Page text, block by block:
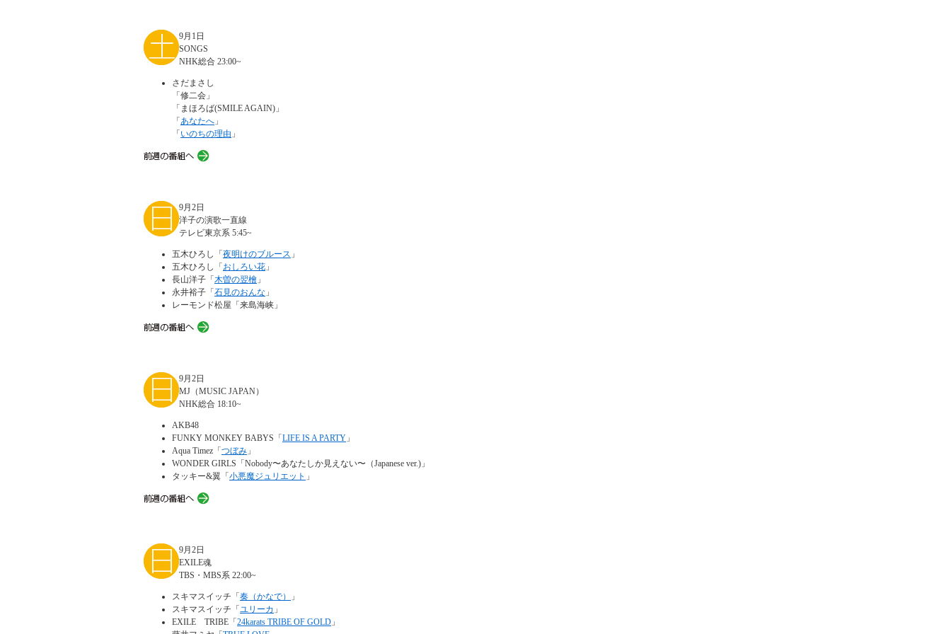
9月1日
SONGS
NHK総合 23:00~
さだまさし
「修二会」
「まほろば(SMILE AGAIN)」
「 あなたへ 」
「 いのちの理由 」
9月2日
洋子の演歌一直線
テレビ東京系 5:45~
五木ひろし「 夜明けのブルース 」
五木ひろし「 おしろい花 」
長山洋子「 木曽の翌檜 」
永井裕子「 石見のおんな 」
レーモンド松屋「来島海峡」
9月2日
MJ（MUSIC JAPAN）
NHK総合 18:10~
AKB48
FUNKY MONKEY BABYS「 LIFE IS A PARTY 」
Aqua Timez「 つぼみ 」
WONDER GIRLS「Nobody〜あなたしか見えない〜（Japanese ver.)」
タッキー&翼「 小悪魔ジュリエット 」
9月2日
EXILE魂
TBS・MBS系 22:00~
スキマスイッチ「 奏（かなで）
」
スキマスイッチ「 ユリーカ 」
EXILE TRIBE「 24karats TRIBE OF GOLD 」